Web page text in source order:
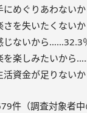
にめぐりあわない
さを失いたくない
じないから……32.3
を楽しみたいから
活資金が足りない
件（調査対象者中